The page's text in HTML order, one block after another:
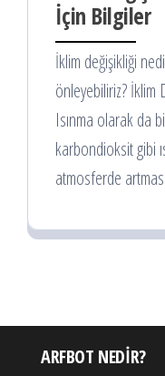
İçin Bilgiler
İklim değişikliği
önleyebiliriz? İklim
Isınma olarak da
karbondioksit gibi
atmosferde
ARFBOT NEDIR?